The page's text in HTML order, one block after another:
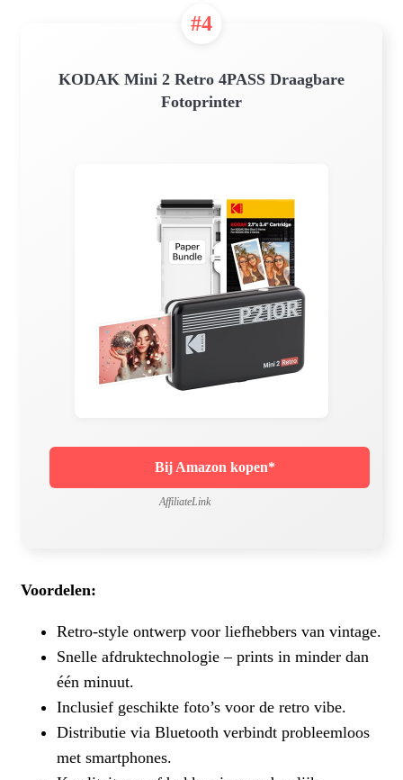
#4
KODAK Mini 2 Retro 4PASS Draagbare
Fotoprinter
Bij Amazon kopen*
AffiliateLink
Voordelen:
Retro-style ontwerp voor liefhebbers van vintage.
Snelle afdruktechnologie – prints in minder dan
één minuut.
Inclusief geschikte foto’s voor de retro vibe.
Distributie via Bluetooth verbindt probleemloos
met smartphones.